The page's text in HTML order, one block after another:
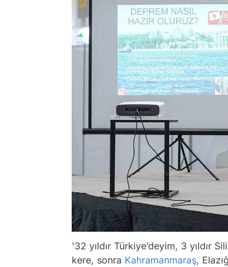
'32 yıldır Türkiye’deyim, 3 yıldır
kere, sonra Kahramanmaraş,